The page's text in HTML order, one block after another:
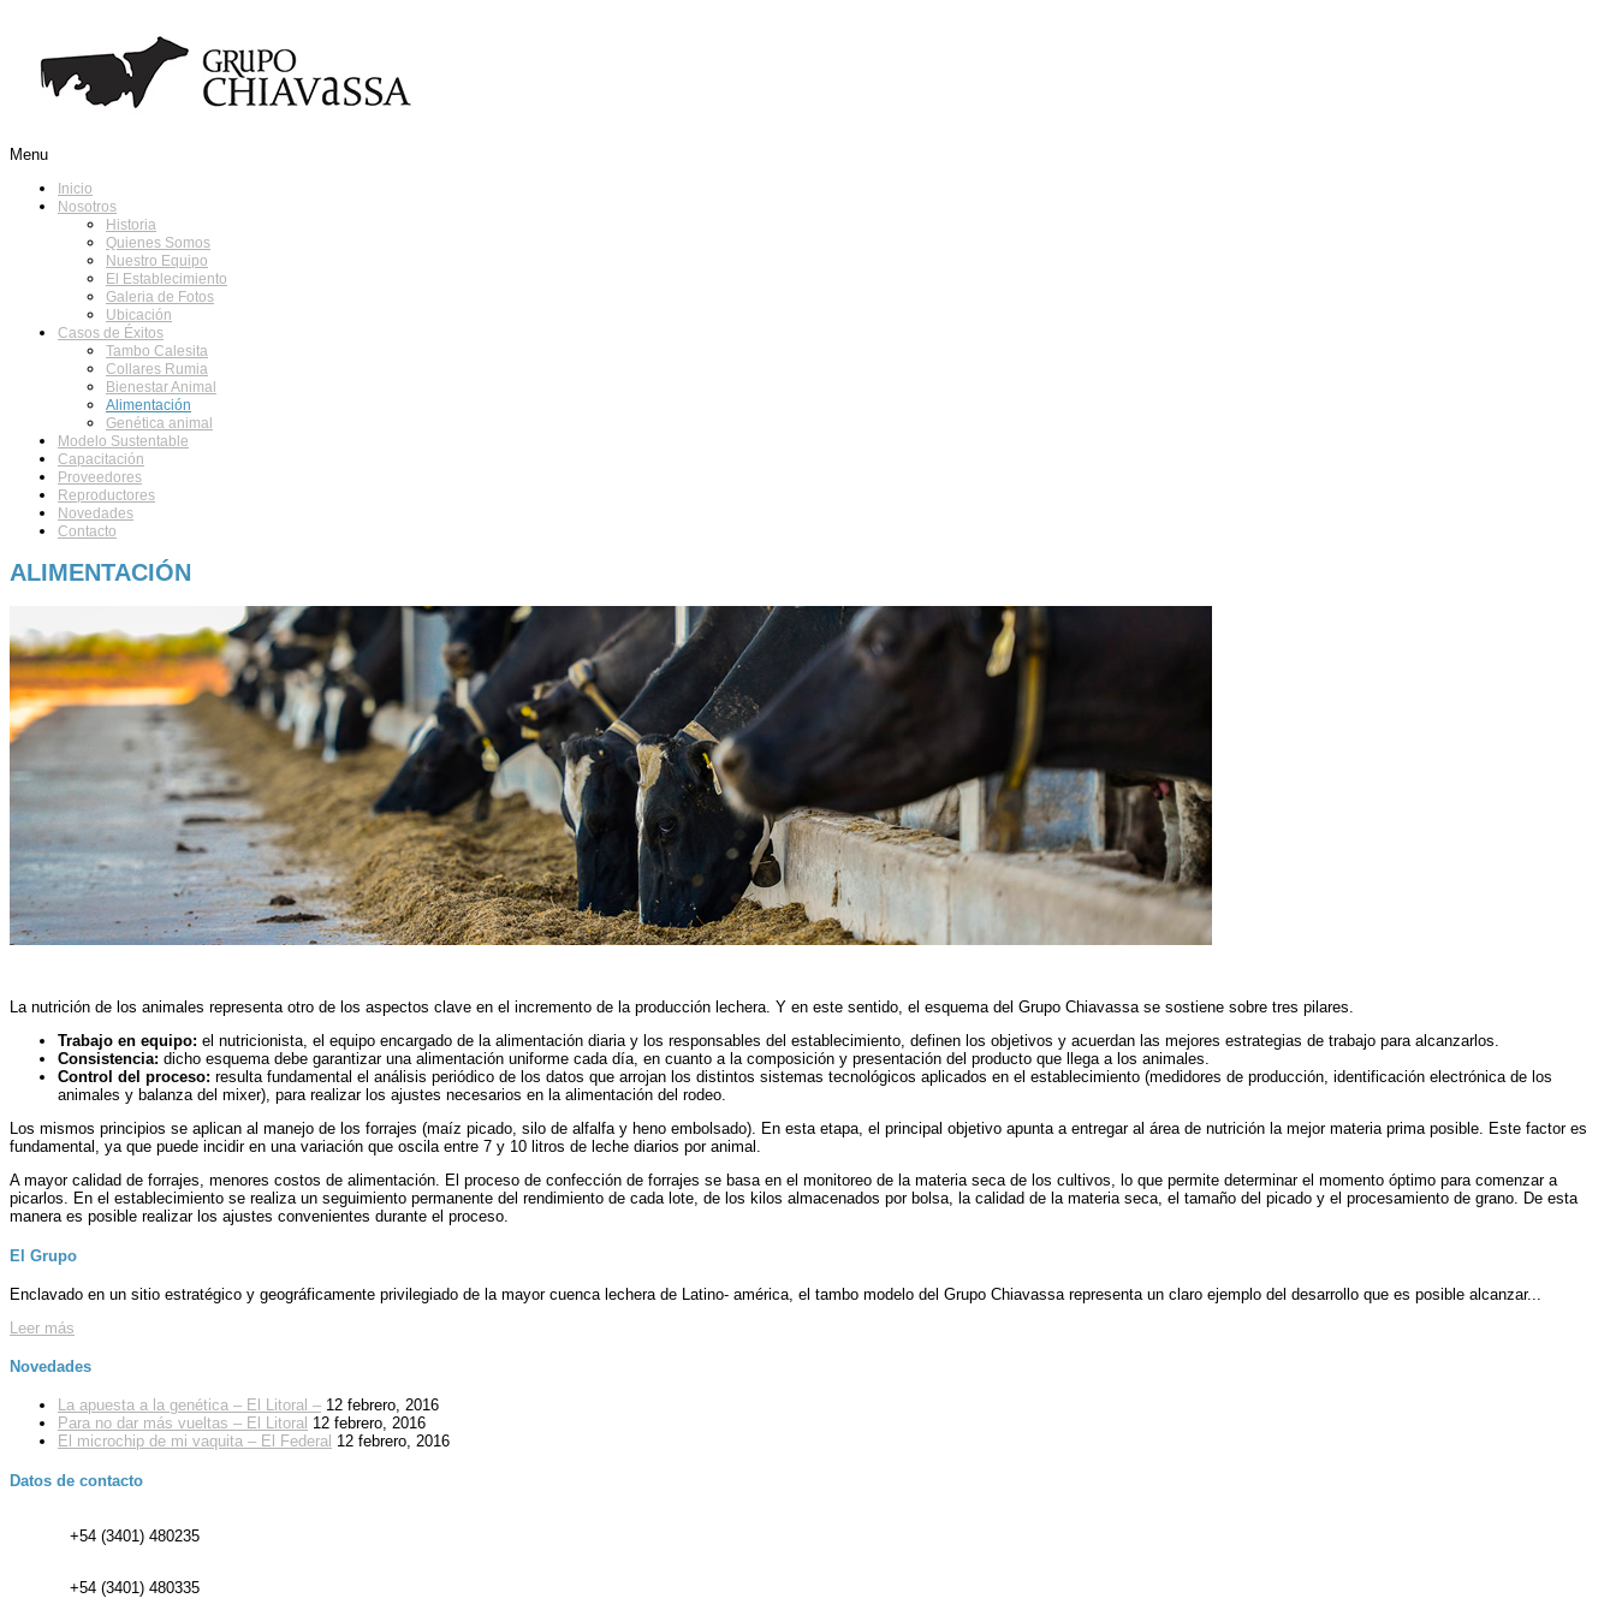
Menu
Inicio
Nosotros
Historia
Quienes Somos
Nuestro Equipo
El Establecimiento
Galeria de Fotos
Ubicación
Casos de Éxitos
Tambo Calesita
Collares Rumia
Bienestar Animal
Alimentación
Genética animal
Modelo Sustentable
Capacitación
Proveedores
Reproductores
Novedades
Contacto
ALIMENTACIÓN
La nutrición de los animales representa otro de los aspectos clave en el incremento de la producción lechera. Y en este sentido, el esquema del Grupo Chiavassa se sostiene sobre tres pilares.
Trabajo en equipo: el nutricionista, el equipo encargado de la alimentación diaria y los responsables del establecimiento, definen los objetivos y acuerdan las mejores estrategias de trabajo para alcanzarlos.
Consistencia: dicho esquema debe garantizar una alimentación uniforme cada día, en cuanto a la composición y presentación del producto que llega a los animales.
Control del proceso: resulta fundamental el análisis periódico de los datos que arrojan los distintos sistemas tecnológicos aplicados en el establecimiento (medidores de producción, identificación electrónica de los
animales y balanza del mixer), para realizar los ajustes necesarios en la alimentación del rodeo.
Los mismos principios se aplican al manejo de los forrajes (maíz picado, silo de alfalfa y heno embolsado). En esta etapa, el principal objetivo apunta a entregar al área de nutrición la mejor materia prima posible. Este factor es
fundamental, ya que puede incidir en una variación que oscila entre 7 y 10 litros de leche diarios por animal.
A mayor calidad de forrajes, menores costos de alimentación. El proceso de confección de forrajes se basa en el monitoreo de la materia seca de los cultivos, lo que permite determinar el momento óptimo para comenzar a
picarlos. En el establecimiento se realiza un seguimiento permanente del rendimiento de cada lote, de los kilos almacenados por bolsa, la calidad de la materia seca, el tamaño del picado y el procesamiento de grano. De esta
manera es posible realizar los ajustes convenientes durante el proceso.
El Grupo
Enclavado en un sitio estratégico y geográficamente privilegiado de la mayor cuenca lechera de Latino- américa, el tambo modelo del Grupo Chiavassa representa un claro ejemplo del desarrollo que es posible alcanzar...
Leer más
Novedades
La apuesta a la genética – El Litoral – 12 febrero, 2016
Para no dar más vueltas – El Litoral 12 febrero, 2016
El microchip de mi vaquita – El Federal 12 febrero, 2016
Datos de contacto
+54 (3401) 480235
+54 (3401) 480335